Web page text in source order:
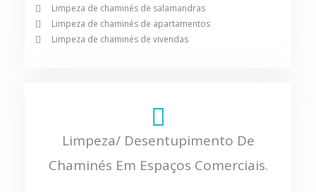
Limpeza de chaminés de salamandras
Limpeza de chaminés de apartamentos
Limpeza de chaminés de vivendas
Limpeza/ Desentupimento De
Chaminés Em Espaços Comerciais.